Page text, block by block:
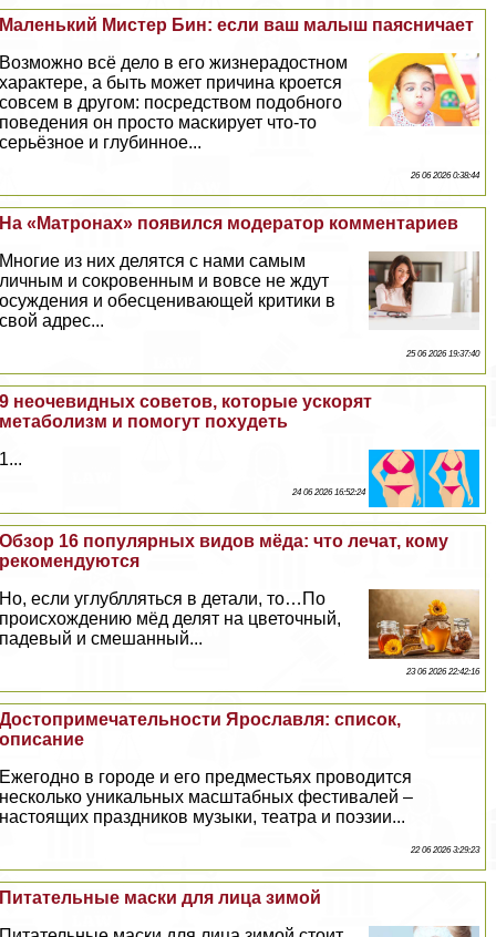
Маленький Мистер Бин: если ваш малыш паясничает
Возможно всё дело в его жизнерадостном
хаpaктере, а быть может причина кроется
совсем в другом: посредством подобного
поведения он просто маскирует что-то
серьёзное и глубинное...
26 06 2026 0:38:44
На «Матронах» появился модератор комментариев
Многие из них делятся с нами самым
личным и сокровенным и вовсе не ждут
осуждения и обесценивающей критики в
свой адрес...
25 06 2026 19:37:40
9 неочевидных советов, которые ускорят
метаболизм и помогут похудеть
1...
24 06 2026 16:52:24
Обзор 16 популярных видов мёда: что лечат, кому
рекомендуются
Но, если углублляться в детали, то…По
происхождению мёд делят на цветочный,
падевый и смешанный...
23 06 2026 22:42:16
Достопримечательности Ярославля: список,
описание
Ежегодно в городе и его предместьях проводится
несколько уникальных масштабных фестивалей –
настоящих праздников музыки, театра и поэзии...
22 06 2026 3:29:23
Питательные маски для лица зимой